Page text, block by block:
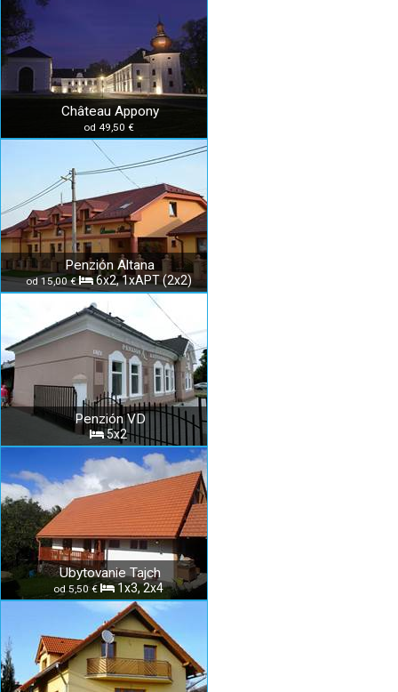
Château Appony
od 49,50 €
Penzión Altana
od 15,00 € 6x2, 1xAPT (2x2)
Penzión VD
5x2
Ubytovanie Tajch
od 5,50 € 1x3, 2x4